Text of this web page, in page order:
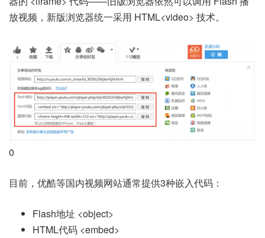
放视频，新版浏览器统一采用 HTML<video> 技术。
0
目前，优酷等国内视频网站通常提供3种嵌入代码：
Flash地址 <object>
HTML代码 <embed>